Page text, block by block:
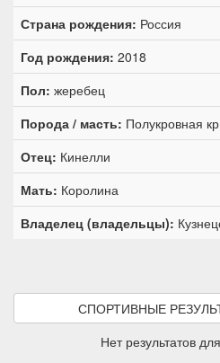
Страна рождения: Россия
Год рождения: 2018
Пол: жеребец
Порода / масть: Полукровная
Отец: Кинелли
Мать: Королина
Владелец (владельцы):
СПОРТИВНЫЕ
Нет результатов